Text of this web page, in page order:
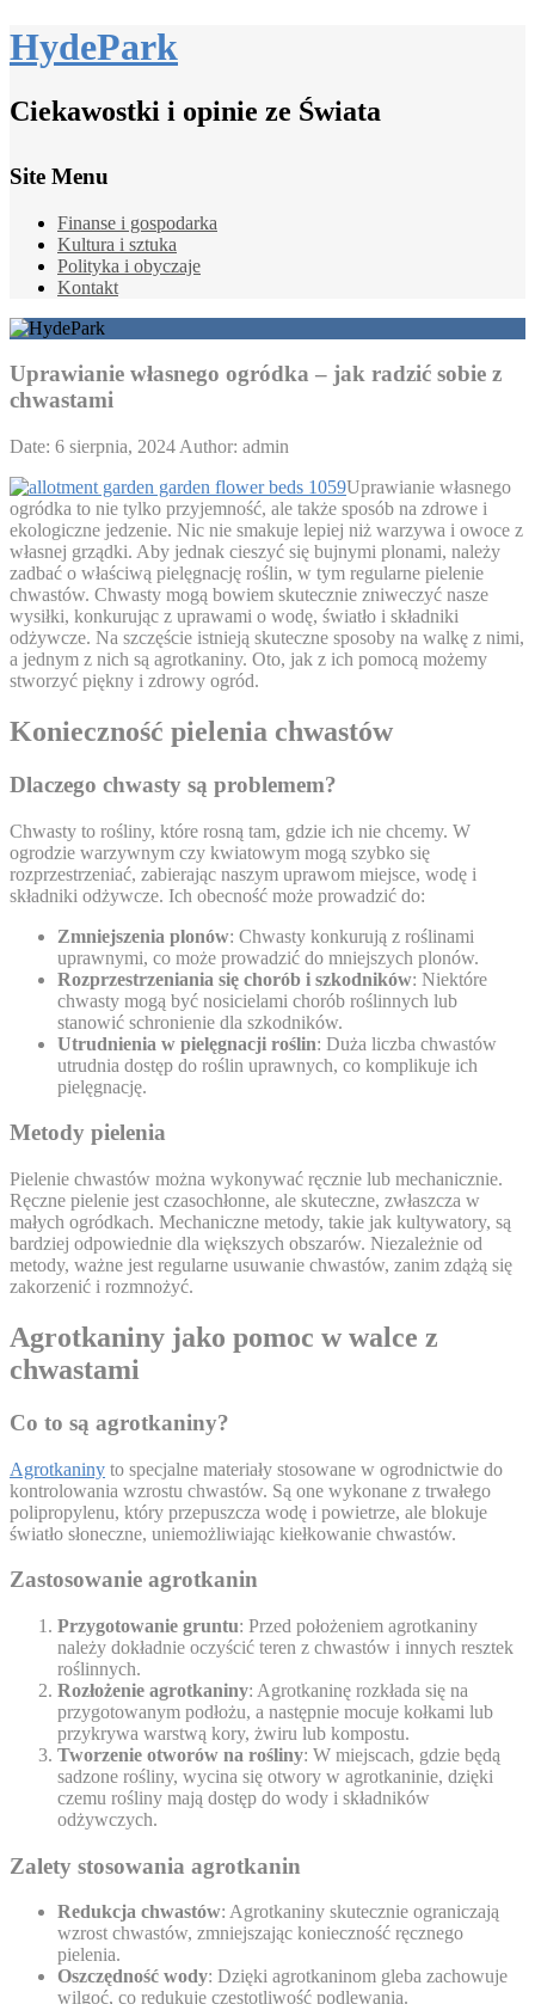
HydePark
Ciekawostki i opinie ze Świata
Site Menu
Finanse i gospodarka
Kultura i sztuka
Polityka i obyczaje
Kontakt
Uprawianie własnego ogródka – jak radzić sobie z
chwastami
Date: 6 sierpnia, 2024 Author: admin
Uprawianie własnego
ogródka to nie tylko przyjemność, ale także sposób na zdrowe i
ekologiczne jedzenie. Nic nie smakuje lepiej niż warzywa i owoce z
własnej grządki. Aby jednak cieszyć się bujnymi plonami, należy
zadbać o właściwą pielęgnację roślin, w tym regularne pielenie
chwastów. Chwasty mogą bowiem skutecznie zniweczyć nasze
wysiłki, konkurując z uprawami o wodę, światło i składniki
odżywcze. Na szczęście istnieją skuteczne sposoby na walkę z nimi,
a jednym z nich są agrotkaniny. Oto, jak z ich pomocą możemy
stworzyć piękny i zdrowy ogród.
Konieczność pielenia chwastów
Dlaczego chwasty są problemem?
Chwasty to rośliny, które rosną tam, gdzie ich nie chcemy. W
ogrodzie warzywnym czy kwiatowym mogą szybko się
rozprzestrzeniać, zabierając naszym uprawom miejsce, wodę i
składniki odżywcze. Ich obecność może prowadzić do:
Zmniejszenia plonów: Chwasty konkurują z roślinami
uprawnymi, co może prowadzić do mniejszych plonów.
Rozprzestrzeniania się chorób i szkodników: Niektóre
chwasty mogą być nosicielami chorób roślinnych lub
stanowić schronienie dla szkodników.
Utrudnienia w pielęgnacji roślin: Duża liczba chwastów
utrudnia dostęp do roślin uprawnych, co komplikuje ich
pielęgnację.
Metody pielenia
Pielenie chwastów można wykonywać ręcznie lub mechanicznie.
Ręczne pielenie jest czasochłonne, ale skuteczne, zwłaszcza w
małych ogródkach. Mechaniczne metody, takie jak kultywatory, są
bardziej odpowiednie dla większych obszarów. Niezależnie od
metody, ważne jest regularne usuwanie chwastów, zanim zdążą się
zakorzenić i rozmnożyć.
Agrotkaniny jako pomoc w walce z
chwastami
Co to są agrotkaniny?
Agrotkaniny to specjalne materiały stosowane w ogrodnictwie do
kontrolowania wzrostu chwastów. Są one wykonane z trwałego
polipropylenu, który przepuszcza wodę i powietrze, ale blokuje
światło słoneczne, uniemożliwiając kiełkowanie chwastów.
Zastosowanie agrotkanin
Przygotowanie gruntu: Przed położeniem agrotkaniny
należy dokładnie oczyścić teren z chwastów i innych resztek
roślinnych.
Rozłożenie agrotkaniny: Agrotkaninę rozkłada się na
przygotowanym podłożu, a następnie mocuje kołkami lub
przykrywa warstwą kory, żwiru lub kompostu.
Tworzenie otworów na rośliny: W miejscach, gdzie będą
sadzone rośliny, wycina się otwory w agrotkaninie, dzięki
czemu rośliny mają dostęp do wody i składników
odżywczych.
Zalety stosowania agrotkanin
Redukcja chwastów: Agrotkaniny skutecznie ograniczają
wzrost chwastów, zmniejszając konieczność ręcznego
pielenia.
Oszczędność wody: Dzięki agrotkaninom gleba zachowuje
wilgoć, co redukuje częstotliwość podlewania.